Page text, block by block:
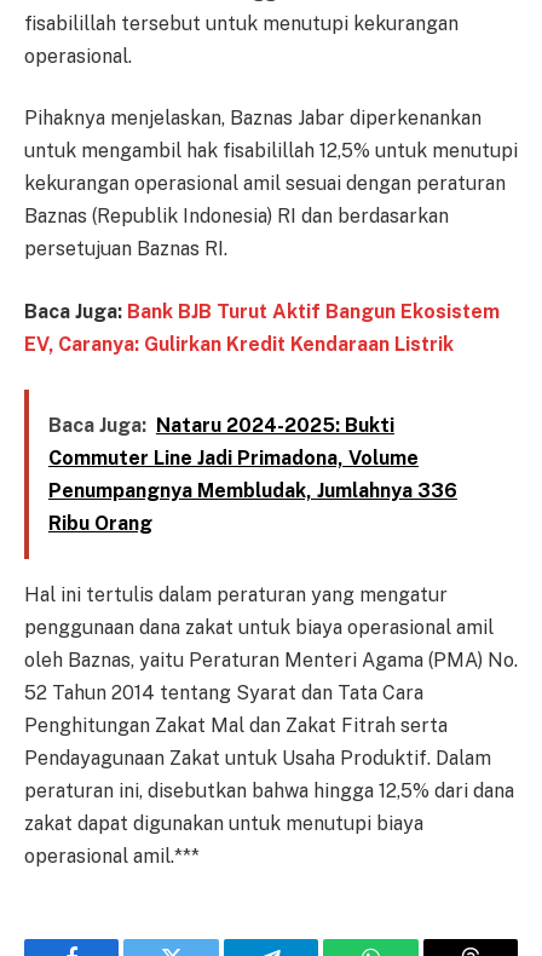
fisabilillah tersebut untuk menutupi kekurangan
operasional.
Pihaknya menjelaskan, Baznas Jabar diperkenankan
untuk mengambil hak fisabilillah 12,5% untuk menutupi
kekurangan operasional amil sesuai dengan peraturan
Baznas (Republik Indonesia) RI dan berdasarkan
persetujuan Baznas RI.
Baca Juga: Bank BJB Turut Aktif Bangun Ekosistem
EV, Caranya: Gulirkan Kredit Kendaraan Listrik
Baca Juga: Nataru 2024-2025: Bukti
Commuter Line Jadi Primadona, Volume
Penumpangnya Membludak, Jumlahnya 336
Ribu Orang
Hal ini tertulis dalam peraturan yang mengatur
penggunaan dana zakat untuk biaya operasional amil
oleh Baznas, yaitu Peraturan Menteri Agama (PMA) No.
52 Tahun 2014 tentang Syarat dan Tata Cara
Penghitungan Zakat Mal dan Zakat Fitrah serta
Pendayagunaan Zakat untuk Usaha Produktif. Dalam
peraturan ini, disebutkan bahwa hingga 12,5% dari dana
zakat dapat digunakan untuk menutupi biaya
operasional amil.***